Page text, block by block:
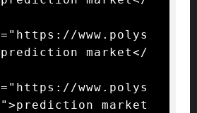
www.polys
market</
www.polys
">prediction market